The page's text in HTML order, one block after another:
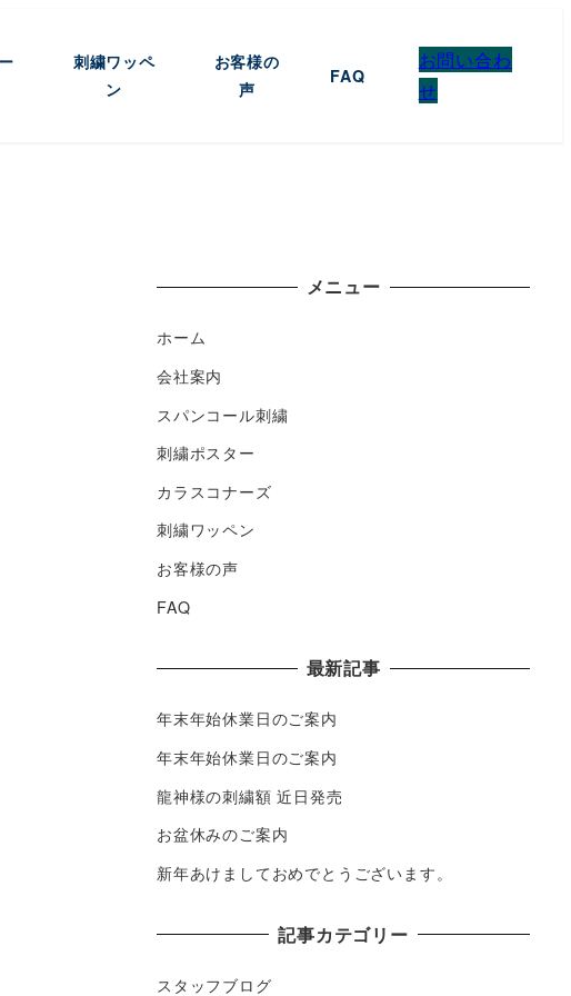
刺繍ワッペ
ン
お客様の
声
FAQ
お問い合わ
せ
メニュー
ホーム
会社案内
スパンコール刺繍
刺繍ポスター
カラスコナーズ
刺繍ワッペン
お客様の声
FAQ
最新記事
年末年始休業日のご案内
年末年始休業日のご案内
龍神様の刺繍額 近日発売
お盆休みのご案内
新年あけましておめでとうございます。
記事カテゴリー
スタッフブログ